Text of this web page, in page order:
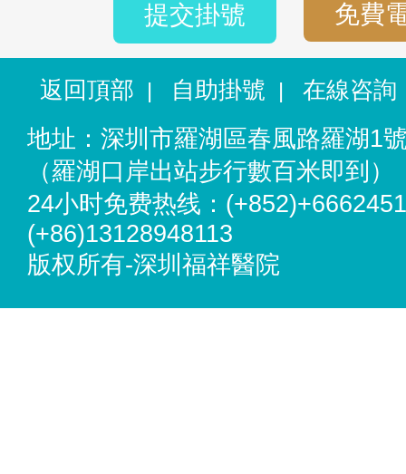
提交掛號 免費
返回頂部 | 自助掛號 |
在線咨詢
地址：深圳市羅湖區春風路羅湖1
（羅湖口岸出站步行數百米即到）
24小时免费热线：
(+86)13128948113
版权所有-深圳福祥醫院